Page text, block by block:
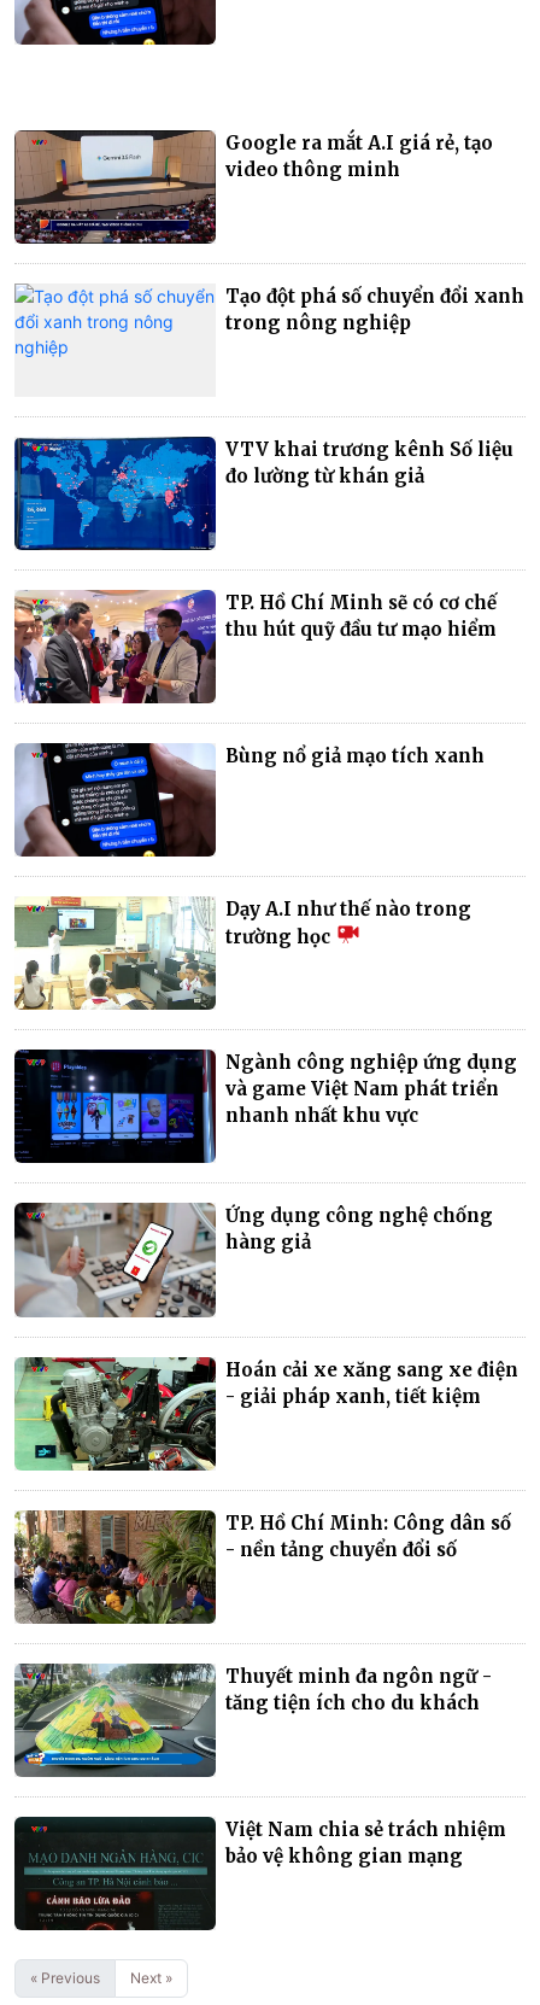
Google ra mắt A.I giá rẻ, tạo
video thông minh
Tạo đột phá số chuyển đổi xanh
trong nông nghiệp
VTV khai trương kênh Số liệu
đo lường từ khán giả
TP. Hồ Chí Minh sẽ có cơ chế
thu hút quỹ đầu tư mạo hiểm
Bùng nổ giả mạo tích xanh
Dạy A.I như thế nào trong
trường học
Ngành công nghiệp ứng dụng
và game Việt Nam phát triển
nhanh nhất khu vực
Ứng dụng công nghệ chống
hàng giả
Hoán cải xe xăng sang xe điện
- giải pháp xanh, tiết kiệm
TP. Hồ Chí Minh: Công dân số
- nền tảng chuyển đổi số
Thuyết minh đa ngôn ngữ -
tăng tiện ích cho du khách
Việt Nam chia sẻ trách nhiệm
bảo vệ không gian mạng
« Previous Next »